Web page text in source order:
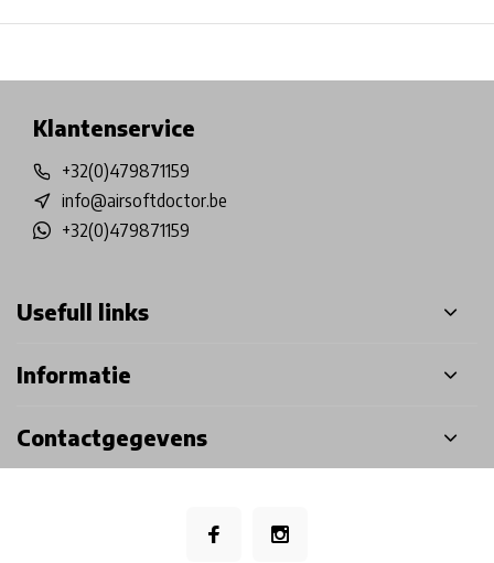
Klantenservice
+32(0)479871159
info@airsoftdoctor.be
+32(0)479871159
Usefull links
Informatie
Contactgegevens